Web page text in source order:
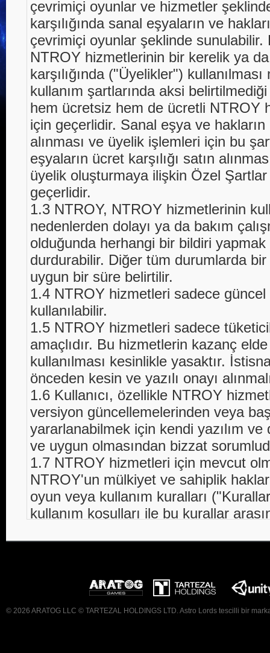
çevrimiçi oyunlar ve hizmetler
karşılığında sanal eşyaların ve
çevrimiçi oyunlar şeklinde sunulabilir.
NTROY hizmetlerinin bir kerelik ya
karşılığında ("Üyelikler")
kullanım şartlarında aksi
hem ücretsiz hem de ücretli NTROY
için geçerlidir. Sanal eşya ve hakların
alınması ve üyelik işlemleri için bu
eşyaların ücret karşılığı satın
üyelik oluşturmaya ilişkin Özel
geçerlidir.
1.3 NTROY, NTROY hizmetlerinin
nedenlerden dolayı ya da bakım
olduğunda herhangi bir bildiri
durdurabilir. Diğer tüm durumlarda bir
uygun bir süre belirtilir.
1.4 NTROY hizmetleri sadece
kullanılabilir.
1.5 NTROY hizmetleri sadece
amaçlıdır. Bu hizmetlerin kazanç
kullanılması kesinlikle yasaktır.
önceden kesin ve yazılı onayı
1.6 Kullanıcı, özellikle NTROY
versiyon güncellemelerinden veya
yararlanabilmek için kendi yazılım ve
ve uygun olmasından bizzat
1.7 NTROY hizmetleri için mevcut
NTROY'un mülkiyet ve sahiplik
oyun veya kullanım kuralları
kullanım koşulları ile bu kurallar
kurallara kesin olarak öncelik
1.8 Bu kullanım şartlarından farklılık
kullanıcıya ait olan düzenlemeler
geçerli değildir.
© 2026 ARATOG LLC © TARTEZAL HOLDINGS LTD. Astro Lords tescilli bir